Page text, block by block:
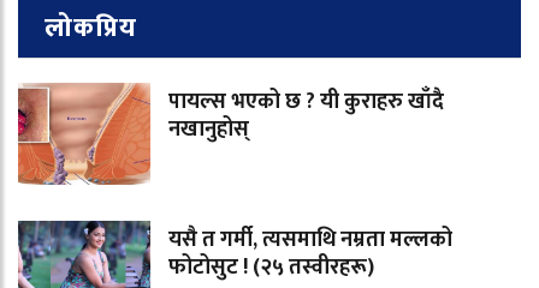
लोकप्रिय
पायल्स भएको छ ? यी कुराहरु खाँदै
नखानुहोस्
यसै त गर्मी, त्यसमाथि नम्रता मल्लको
फोटोसुट ! (२५ तस्वीरहरू)